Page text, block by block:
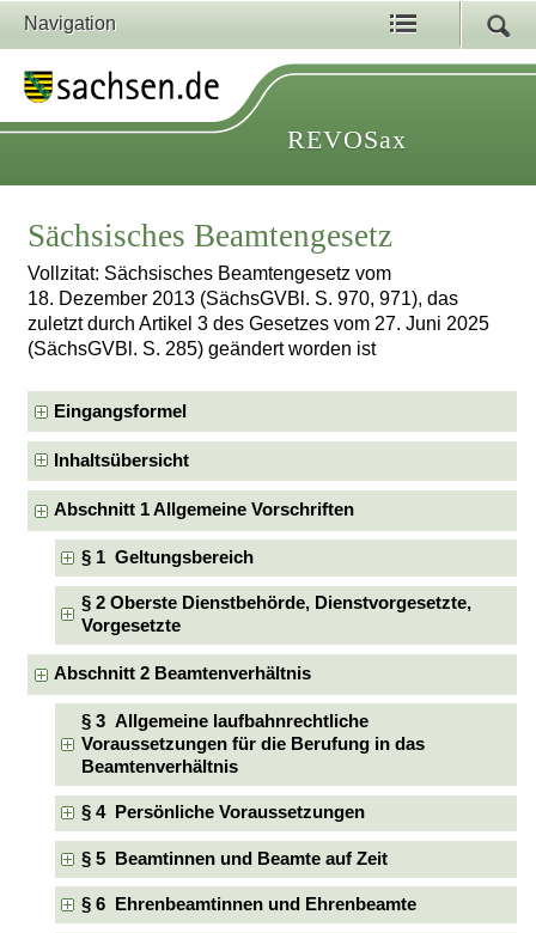
Navigation
REVOSax
Sächsisches Beamtengesetz
Vollzitat: Sächsisches Beamtengesetz vom
18. Dezember 2013 (SächsGVBl. S. 970, 971), das
zuletzt durch Artikel 3 des Gesetzes vom 27. Juni 2025
(SächsGVBl. S. 285) geändert worden ist
Eingangsformel
Inhaltsübersicht
Abschnitt 1 Allgemeine Vorschriften
§ 1 Geltungsbereich
§ 2 Oberste Dienstbehörde, Dienstvorgesetzte,
Vorgesetzte
Abschnitt 2 Beamtenverhältnis
§ 3 Allgemeine laufbahnrechtliche
Voraussetzungen für die Berufung in das
Beamtenverhältnis
§ 4 Persönliche Voraussetzungen
§ 5 Beamtinnen und Beamte auf Zeit
§ 6 Ehrenbeamtinnen und Ehrenbeamte